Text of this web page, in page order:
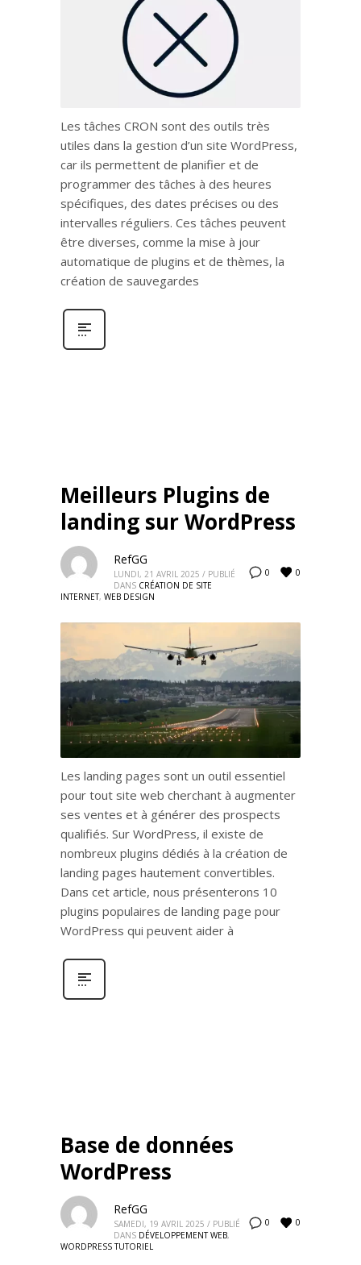
Les tâches CRON sont des outils très
utiles dans la gestion d’un site WordPress,
car ils permettent de planifier et de
programmer des tâches à des heures
spécifiques, des dates précises ou des
intervalles réguliers. Ces tâches peuvent
être diverses, comme la mise à jour
automatique de plugins et de thèmes, la
création de sauvegardes
Meilleurs Plugins de
landing sur WordPress
0 0
RefGG
LUNDI, 21 AVRIL 2025 / PUBLIÉ
DANS CRÉATION DE SITE
INTERNET, WEB DESIGN
Les landing pages sont un outil essentiel
pour tout site web cherchant à augmenter
ses ventes et à générer des prospects
qualifiés. Sur WordPress, il existe de
nombreux plugins dédiés à la création de
landing pages hautement convertibles.
Dans cet article, nous présenterons 10
plugins populaires de landing page pour
WordPress qui peuvent aider à
Base de données
WordPress
0 0
RefGG
SAMEDI, 19 AVRIL 2025 / PUBLIÉ
DANS DÉVELOPPEMENT WEB,
WORDPRESS TUTORIEL